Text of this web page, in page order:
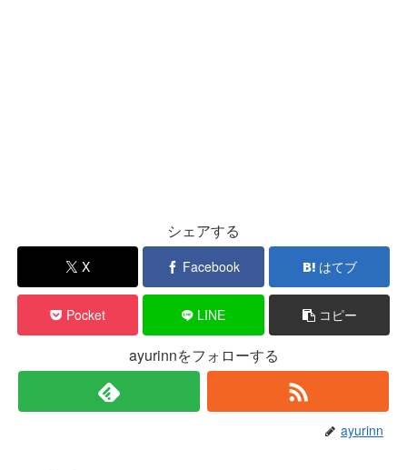
シェアする
X Facebook はてブ
Pocket LINE コピー
ayurinnをフォローする
ayurinn